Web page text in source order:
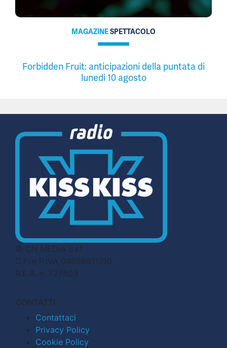
MAGAZINESPETTACOLO
Forbidden Fruit: anticipazioni della puntata di
lunedì 10 agosto
© CN MEDIA S.r.l.
C.F. e P.IVA 04998911210
R.E.A. n. 727803
CONTATTI
Contattaci
Privacy Policy
Cookie Policy